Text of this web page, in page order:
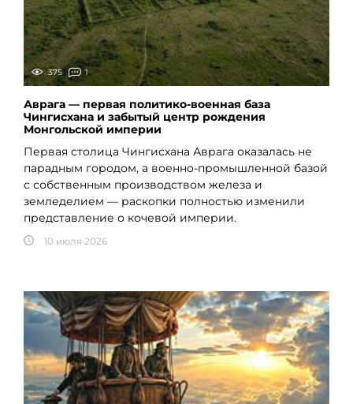
375 1
Аврага — первая политико-военная база
Чингисхана и забытый центр рождения
Монгольской империи
Первая столица Чингисхана Аврага оказалась не
парадным городом, а военно-промышленной базой
с собственным производством железа и
земледелием — раскопки полностью изменили
представление о кочевой империи.
10 июля 2026